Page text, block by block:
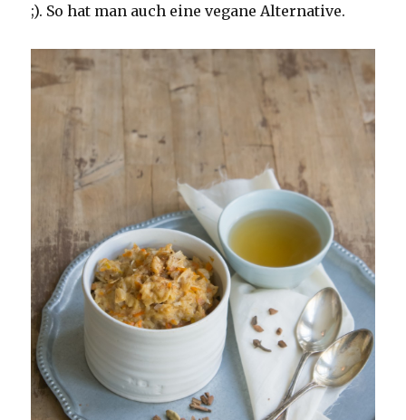
;). So hat man auch eine vegane Alternative.